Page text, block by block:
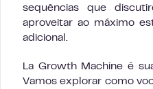
sequências que
aproveitar ao máximo
adicional.
La Growth Machine é
Vamos explorar como